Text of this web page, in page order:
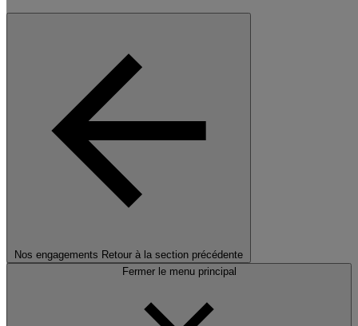
Nos engagements Retour à la section précédente
Fermer le menu principal